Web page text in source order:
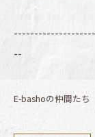
--
E-bashoの仲間たち